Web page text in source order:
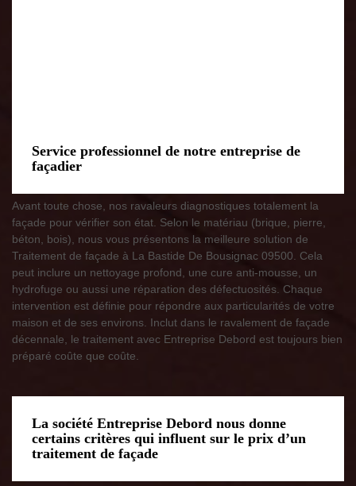
Service professionnel de notre entreprise de
façadier
Avant toute chose, nos ravaleurs diagnostiques totalement la
façade pour vérifier son état. Selon le matériau (brique, pierre,
béton, bois), nous vous présentons la meilleure solution de
Traitement de façade à La Bastide De Bousignac 09500. Cela
peut inclure un nettoyage profond, une cure anti-mousse, un
hydrofuge ou aussi une réparation des défectuosités. Chaque
intervention est définie pour répondre aux particularités de votre
maison et de ses environs. Inclut dans le ravalement de façade
décennale, le traitement avec Entreprise Debord est toujours bien
préparé coûte que coûte.
La société Entreprise Debord nous donne
certains critères qui influent sur le prix d’un
traitement de façade